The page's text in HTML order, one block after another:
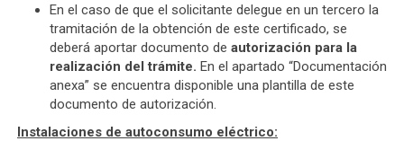
En el caso de que el solicitante delegue en un tercero la
tramitación de la obtención de este certificado, se
deberá aportar documento de autorización para la
realización del trámite. En el apartado “Documentación
anexa” se encuentra disponible una plantilla de este
documento de autorización.
Instalaciones de autoconsumo eléctrico: